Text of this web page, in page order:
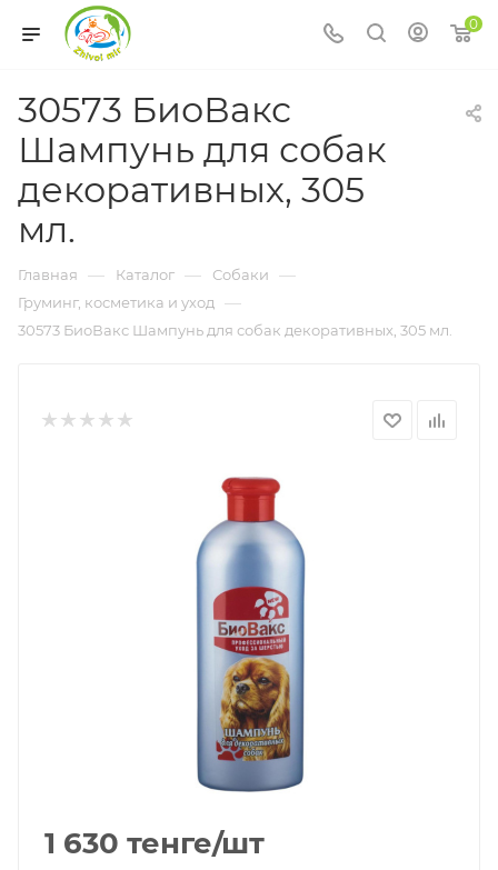
0
30573 БиоВакс
Шампунь для собак
декоративных, 305
мл.
Главная — Каталог — Собаки —
Груминг, косметика и уход —
30573 БиоВакс Шампунь для собак декоративных, 305 мл.
1 630 тенге/шт